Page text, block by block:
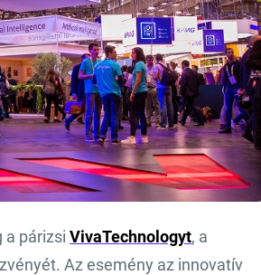
a párizsi VivaTechnologyt, a
Az esemény az innovatív